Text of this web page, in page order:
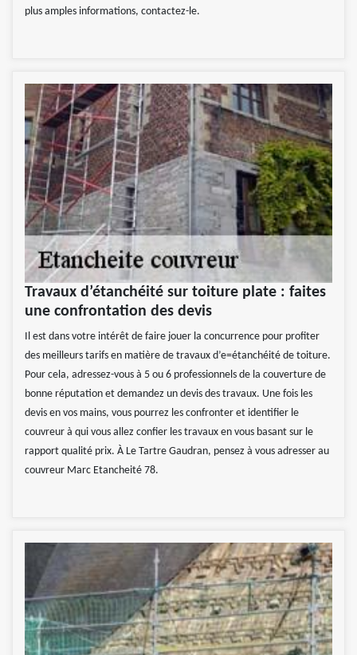
plus amples informations, contactez-le.
Travaux d’étanchéité sur toiture plate : faites
une confrontation des devis
Il est dans votre intérêt de faire jouer la concurrence pour profiter
des meilleurs tarifs en matière de travaux d’e=étanchéité de toiture.
Pour cela, adressez-vous à 5 ou 6 professionnels de la couverture de
bonne réputation et demandez un devis des travaux. Une fois les
devis en vos mains, vous pourrez les confronter et identifier le
couvreur à qui vous allez confier les travaux en vous basant sur le
rapport qualité prix. À Le Tartre Gaudran, pensez à vous adresser au
couvreur Marc Etancheité 78.